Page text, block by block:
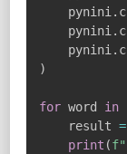
    pynini
.
    pynini
.
    pynini
.
)
for word in
    result
=
print (f"